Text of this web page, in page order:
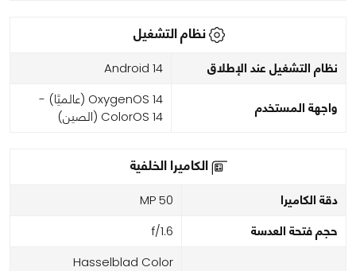
نظام التشغيل
نظام التشغيل عند الإطلاق Android 14
واجهة المستخدم
OxygenOS 14 (عالميًا) -
ColorOS 14 (الصين)
الكاميرا الخلفية
دقة الكاميرا 50 MP
حجم فتحة العدسة f/1.6
Hasselblad Color